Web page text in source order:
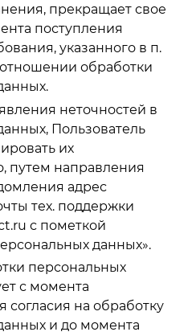
прекращает свое
поступления
указанного в п.
обработки
неточностей в
Пользователь
их
путем направления
адрес
тех. поддержки
с пометкой
данных».
персональных
с момента
согласия на обработку
и до момента